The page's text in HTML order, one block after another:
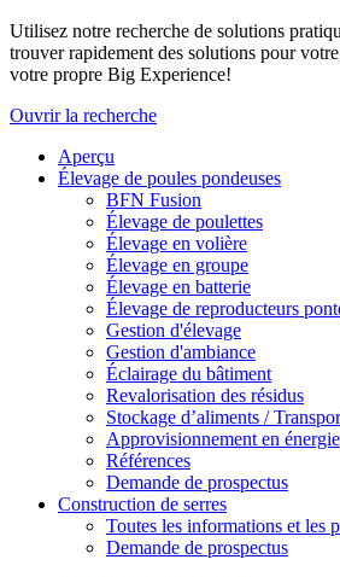
Utilisez notre recherche de solutions
trouver rapidement des solutions pour
votre propre Big Experience!
Ouvrir la recherche
Aperçu
Élevage de poules pondeuses
BFN Fusion
Élevage de poulettes
Élevage en volière
Élevage en groupe
Élevage en batterie
Élevage de reproducteurs
Gestion d'élevage
Gestion d'ambiance
Éclairage du bâtiment
Revalorisation des résidus
Stockage d’aliments /
Approvisionnement en énergie
Références
Demande de prospectus
Construction de serres
Toutes les informations et les
Demande de prospectus